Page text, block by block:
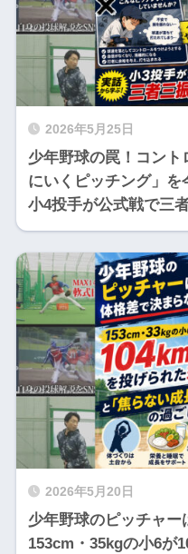
2026年5月25日
少年野球の罠！コント
にいくピッチング」を
小4投手が公式戦で三
2026年5月20日
少年野球のピッチャー
153cm・35kgの小6が